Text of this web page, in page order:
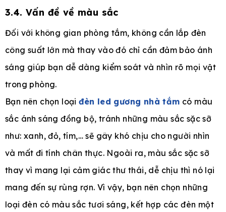
3.4. Vấn đề về màu sắc
Đối với không gian phòng tắm, không cần lắp đèn
công suất lớn mà thay vào đó chỉ cần đảm bảo ánh
sáng giúp bạn dễ dàng kiểm soát và nhìn rõ mọi vật
trong phòng.
Bạn nên chọn loạiđèn led gương nhà tắm có màu
sắc ánh sáng đồng bộ, tránh những màu sắc sặc sỡ
như: xanh, đỏ, tím,… sẽ gây khó chịu cho người nhìn
và mất đi tính chân thực. Ngoài ra, màu sắc sặc sỡ
thay vì mang lại cảm giác thư thái, dễ chịu thì nó lại
mang đến sự rùng rợn. Vì vậy, bạn nên chọn những
loại đèn có màu sắc tươi sáng, kết hợp các đèn một